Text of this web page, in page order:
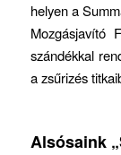
helyen a
Mozgásjavító
szándékkal
a zsűrizés
Alsósaink